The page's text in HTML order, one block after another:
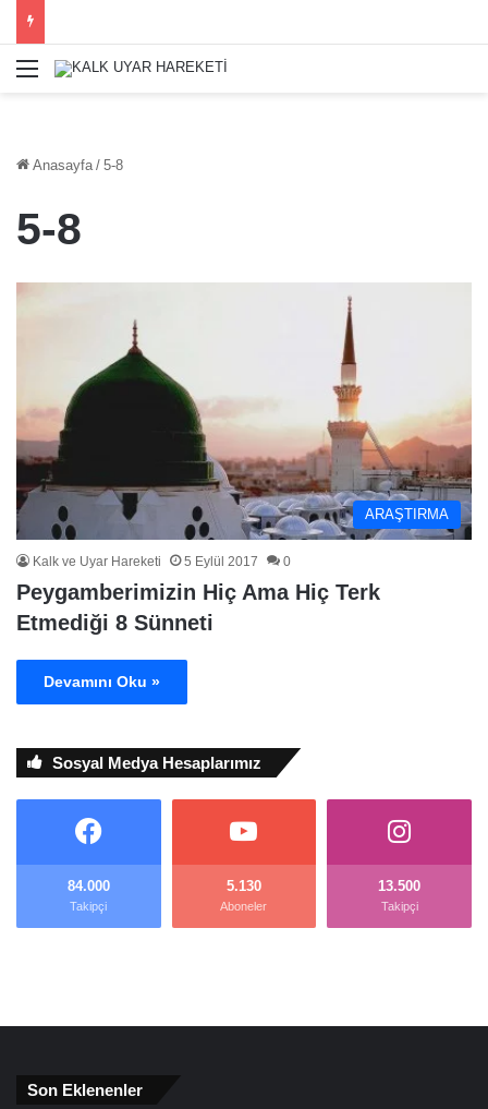
Menü
Anasayfa / 5-8
5-8
ARAŞTIRMA
Kalk ve Uyar Hareketi 5 Eylül 2017 0
Peygamberimizin Hiç Ama Hiç Terk
Etmediği 8 Sünneti
Devamını Oku »
Sosyal Medya Hesaplarımız
84.000
Takipçi
5.130
Aboneler
13.500
Takipçi
Son Eklenenler